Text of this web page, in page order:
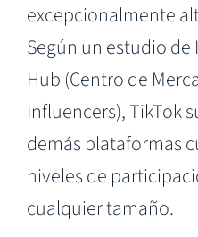
excepcionalmente
Según un estudio
Hub (Centro de
Influencers), TikTok
demás plataformas
niveles de
cualquier tamaño.